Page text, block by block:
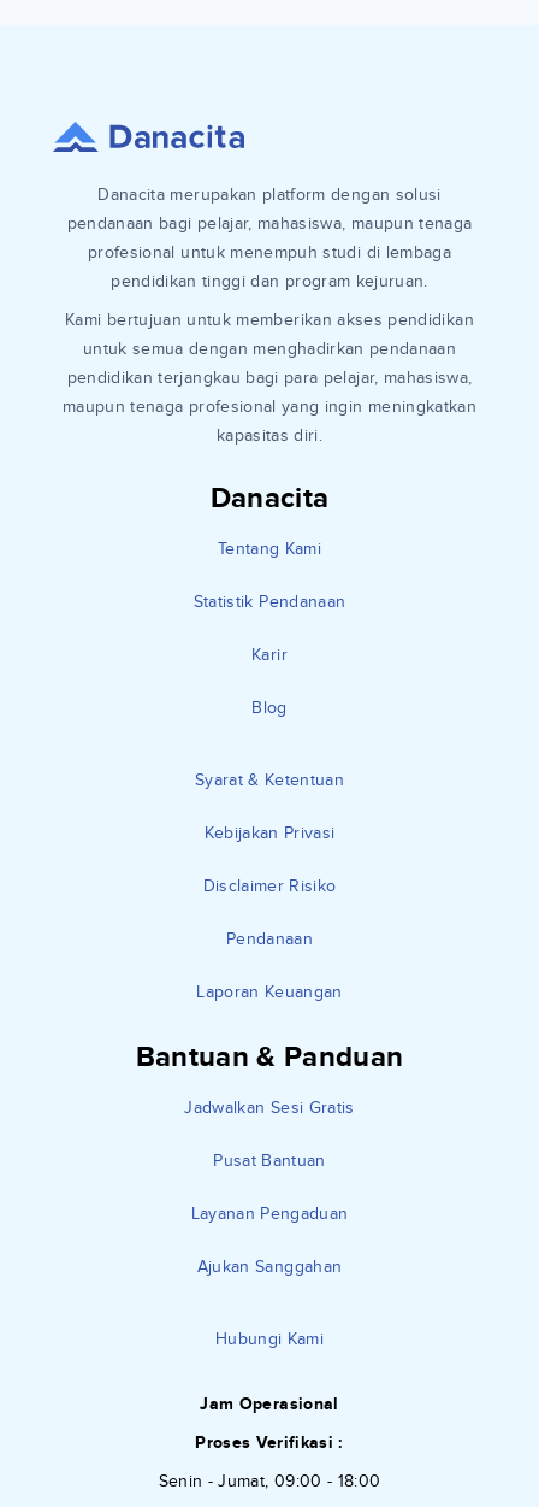
Danacita
Tentang Kami
Statistik Pendanaan
Karir
Blog
Syarat & Ketentuan
Kebijakan Privasi
Disclaimer Risiko
Pendanaan
Laporan Keuangan
Bantuan & Panduan
Jadwalkan Sesi Gratis
Pusat Bantuan
Layanan Pengaduan
Ajukan Sanggahan
Hubungi Kami
Jam Operasional
Proses Verifikasi :
Senin - Jumat, 09:00 - 18:00
Danacita merupakan platform dengan solusi
pendanaan bagi pelajar, mahasiswa, maupun tenaga
profesional untuk menempuh studi di lembaga
pendidikan tinggi dan program kejuruan.
Kami bertujuan untuk memberikan akses pendidikan
untuk semua dengan menghadirkan pendanaan
pendidikan terjangkau bagi para pelajar, mahasiswa,
maupun tenaga profesional yang ingin meningkatkan
kapasitas diri.